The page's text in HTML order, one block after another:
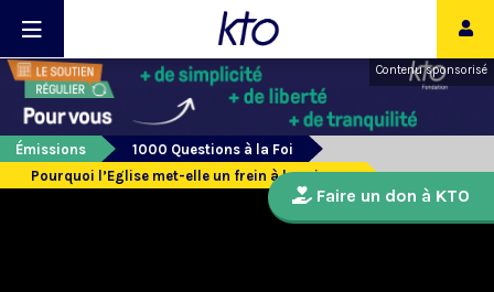
Contenu sponsorisé
Émissions
1000 Questions à la Foi
Pourquoi l’Eglise met-elle un frein à la science
Faire un don à KTO